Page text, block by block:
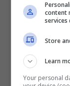
content
services
Store
Learn
Your personal